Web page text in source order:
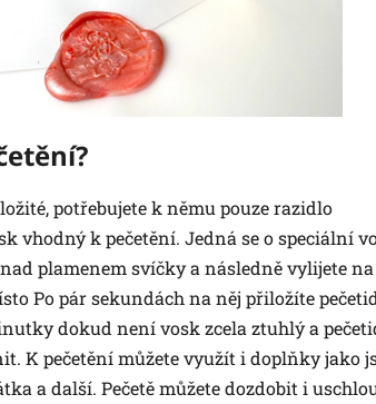
potřebujete k němu pouze razidlo
vhodný k pečetění. Jedná se o speciální
plamenem svíčky a následně vylijete na
Po pár sekundách na něj přiložíte
dokud není vosk zcela ztuhlý a
K pečetění můžete využít i doplňky jako
a další. Pečetě můžete dozdobit i